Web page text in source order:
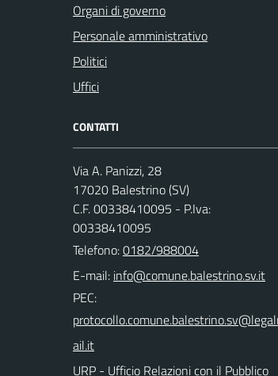
Organi di governo
Personale amministrativo
Politici
Uffici
CONTATTI
Via A. Panizzi, 28
17020 Balestrino (SV)
C.F. 00338410095 - P.Iva:
00338410095
Telefono:0182/988004
E-mail:
PEC:
URP - Ufficio Relazioni con il Pubblico